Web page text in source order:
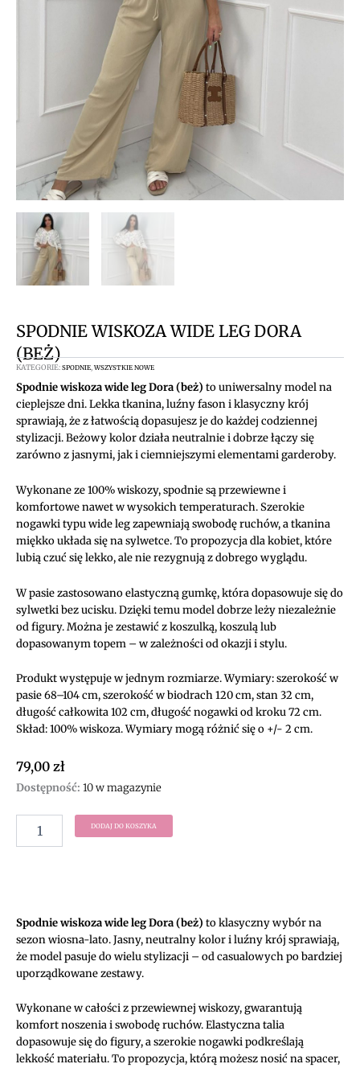
SPODNIE WISKOZA WIDE LEG DORA
(BEŻ)
KATEGORIE: SPODNIE WSZYSTKIE NOWE
Spodnie wiskoza wide leg Dora (beż) to uniwersalny model na
cieplejsze dni. Lekka tkanina, luźny fason i klasyczny krój
sprawiają, że z łatwością dopasujesz je do każdej codziennej
stylizacji. Beżowy kolor działa neutralnie i dobrze łączy się
zarówno z jasnymi, jak i ciemniejszymi elementami garderoby.
Wykonane ze 100% wiskozy, spodnie są przewiewne i
komfortowe nawet w wysokich temperaturach. Szerokie
nogawki typu wide leg zapewniają swobodę ruchów, a tkanina
miękko układa się na sylwetce. To propozycja dla kobiet, które
lubią czuć się lekko, ale nie rezygnują z dobrego wyglądu.
W pasie zastosowano elastyczną gumkę, która dopasowuje się do
sylwetki bez ucisku. Dzięki temu model dobrze leży niezależnie
od figury. Można je zestawić z koszulką, koszulą lub
dopasowanym topem – w zależności od okazji i stylu.
Produkt występuje w jednym rozmiarze. Wymiary: szerokość w
pasie 68–104 cm, szerokość w biodrach 120 cm, stan 32 cm,
długość całkowita 102 cm, długość nogawki od kroku 72 cm.
Skład: 100% wiskoza. Wymiary mogą różnić się o +/- 2 cm.
79,00 zł
Dostępność: 10 w magazynie
ilość
wiskoza
wide
leg
DODAJ DO KOSZYKA
Spodnie wiskoza wide leg Dora (beż) to klasyczny wybór na
sezon wiosna-lato. Jasny, neutralny kolor i luźny krój sprawiają,
że model pasuje do wielu stylizacji – od casualowych po bardziej
uporządkowane zestawy.
Wykonane w całości z przewiewnej wiskozy, gwarantują
komfort noszenia i swobodę ruchów. Elastyczna talia
dopasowuje się do figury, a szerokie nogawki podkreślają
lekkość materiału. To propozycja, którą możesz nosić na spacer,